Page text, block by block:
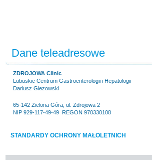
Dane teleadresowe
ZDROJOWA Clinic
Lubuskie Centrum Gastroenterologii i Hepatologii
Dariusz Giezowski
65-142 Zielona Góra, ul. Zdrojowa 2
NIP 929-117-49-49 REGON 970330108
STANDARDY OCHRONY MAŁOLETNICH